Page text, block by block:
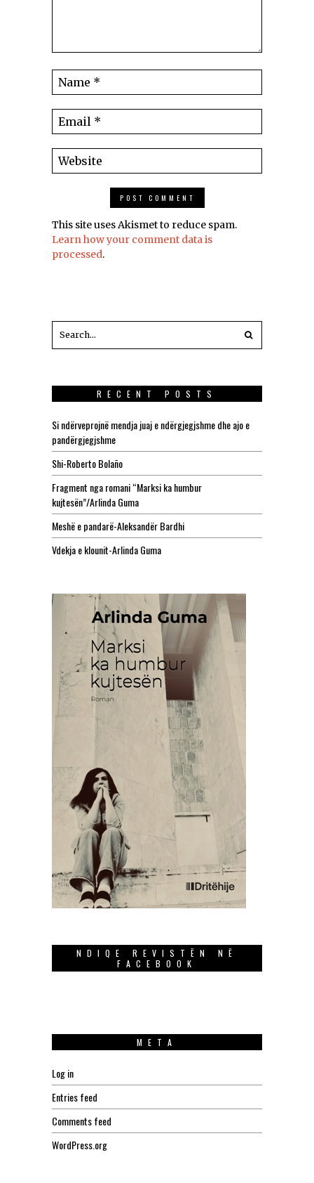
This site uses Akismet to reduce spam.
Learn how your comment data is
processed.
RECENT POSTS
Si ndërveprojnë mendja juaj e ndërgjegjshme dhe ajo e
pandërgjegjshme
Shi-Roberto Bolaño
Fragment nga romani “Marksi ka humbur
kujtesën”/Arlinda Guma
Meshë e pandarë-Aleksandër Bardhi
Vdekja e klounit-Arlinda Guma
NDIQE REVISTËN NË
FACEBOOK
META
Log in
Entries feed
Comments feed
WordPress.org